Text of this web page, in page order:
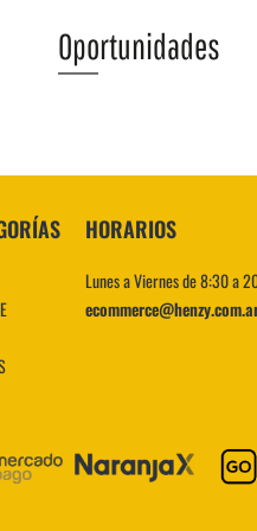
VER MÁS
Oportunidades
HORARIOS
Lunes a Viernes de 8:30 a